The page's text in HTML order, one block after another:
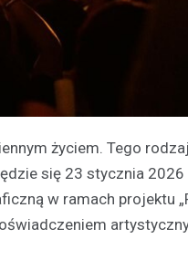
życiem. Tego
się 23 stycznia
w ramach projektu